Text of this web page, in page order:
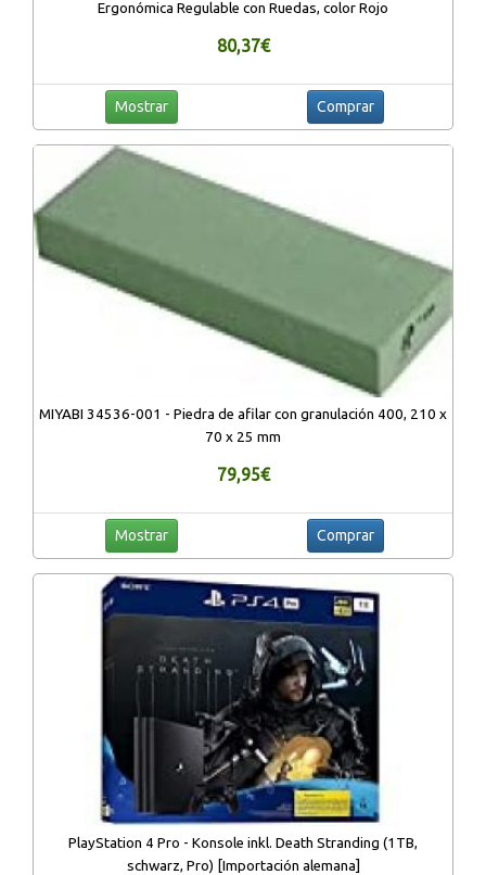
Ergonómica Regulable con Ruedas, color Rojo
80,37€
Mostrar Comprar
MIYABI 34536-001 - Piedra de afilar con granulación 400, 210 x
70 x 25 mm
79,95€
Mostrar Comprar
PlayStation 4 Pro - Konsole inkl. Death Stranding (1TB,
schwarz, Pro) [Importación alemana]